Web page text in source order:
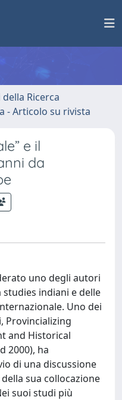
Ricerca
- Articolo su rivista
e il
da
uno degli autori
indiani e delle
Uno dei
Provincializing
and Historical
2000), ha
di una discussione
sua collocazione
suoi studi più